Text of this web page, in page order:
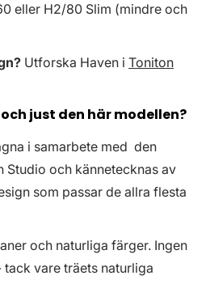
eller H2/80 Slim (mindre och
Utforska Haven i Toniton
just den här modellen?
i samarbete med den
Studio och kännetecknas av
som passar de allra flesta
och naturliga färger. Ingen
vare träets naturliga